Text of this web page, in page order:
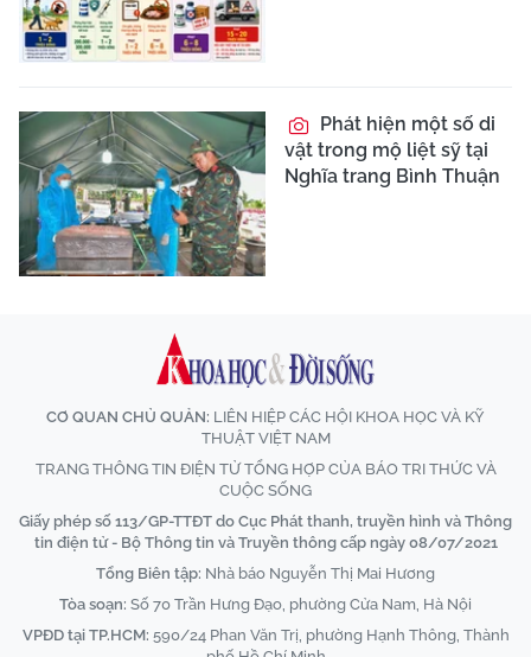
Phát hiện một số di
vật trong mộ liệt sỹ tại
Nghĩa trang Bình Thuận
CƠ QUAN CHỦ QUẢN: LIÊN HIỆP CÁC HỘI KHOA HỌC VÀ KỸ
THUẬT VIỆT NAM
TRANG THÔNG TIN ĐIỆN TỬ TỔNG HỢP CỦA BÁO TRI THỨC VÀ
CUỘC SỐNG
Giấy phép số 113/GP-TTĐT do Cục Phát thanh, truyền hình và Thông
tin điện tử - Bộ Thông tin và Truyền thông cấp ngày 08/07/2021
Tổng Biên tập: Nhà báo Nguyễn Thị Mai Hương
Tòa soạn: Số 70 Trần Hưng Đạo, phường Cửa Nam, Hà Nội
VPĐD tại TP.HCM: 590/24 Phan Văn Trị, phường Hạnh Thông, Thành